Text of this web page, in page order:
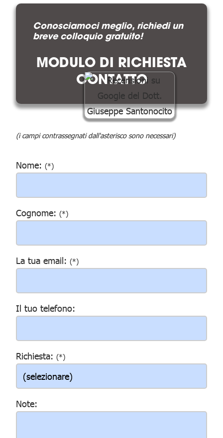
Conosciamoci meglio, richiedi un
breve colloquio gratuito!
MODULO DI RICHIESTA
CONTATTO
(i campi contrassegnati dall'asterisco sono necessari)
Nome: (*)
Cognome: (*)
La tua email: (*)
Il tuo telefono:
Richiesta: (*)
Note: